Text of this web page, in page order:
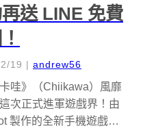
送 LINE 免費
19 | andrew56
卡哇》（Chiikawa）風靡
次正式進軍遊戲界！由
製作的全新手機遊戲